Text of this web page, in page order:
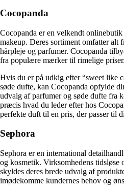
Cocopanda
Cocopanda er en velkendt
makeup. Deres sortiment omfatter alt
hårpleje og parfumer. Cocopanda
fra populære mærker til rimelige priser.
Hvis du er på udkig efter “sweet like
søde dufte, kan Cocopanda opfylde
udvalg af parfumer og søde dufte fra
præcis hvad du leder efter hos
perfekte duft til en pris, der passer til
Sephora
Sephora er en international
og kosmetik. Virksomhedens tidsløse
skyldes deres brede udvalg af
imødekomme kundernes behov og